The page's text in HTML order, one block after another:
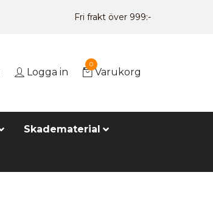
Fri frakt över 999:-
Logga in
0
Varukorg
Skadematerial